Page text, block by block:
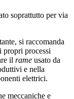
soprattutto per via
si raccomanda
propri processi
il rame usato da
e nella
elettrici.
meccaniche e